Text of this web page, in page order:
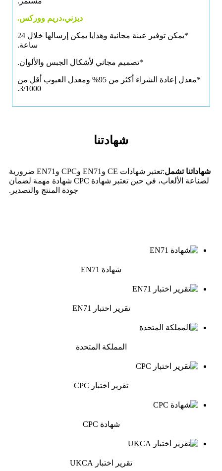
ديزني،دريم ووركس.
*يمكن توفير عينة مجانية وهدايا يمكن إرسالها خلال 24
ساعة.
*تصميم مجاني لأشكال الجبس والألوان.
*معدل إعادة الشراء أكثر من 95% ومعدل العيوب أقل من
3/1000.
شهادتنا
شهاداتنا تشمل
:تعتبر شهادات CE وEN71 وCPC وEN71 ضرورية
لصناعة الألعاب، في حين تعتبر شهادة CPC شهادة مهمة لضمان
جودة المنتج والتصدير.
شهادة EN71
تقرير اختبار EN71
المملكة المتحدة
تقرير اختبار CPC
شهادة CPC
تقرير اختبار UKCA